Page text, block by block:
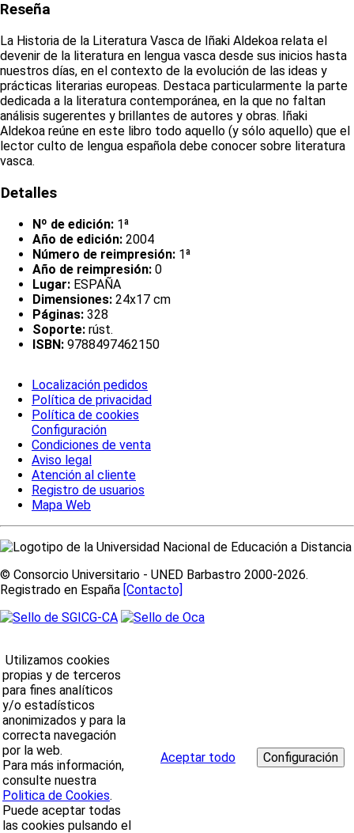
Reseña
La Historia de la Literatura Vasca de Iñaki Aldekoa relata el
devenir de la literatura en lengua vasca desde sus inicios hasta
nuestros días, en el contexto de la evolución de las ideas y
prácticas literarias europeas. Destaca particularmente la parte
dedicada a la literatura contemporánea, en la que no faltan
análisis sugerentes y brillantes de autores y obras. Iñaki
Aldekoa reúne en este libro todo aquello (y sólo aquello) que el
lector culto de lengua española debe conocer sobre literatura
vasca.
Detalles
Nº de edición: 1ª
Año de edición: 2004
Número de reimpresión: 1ª
Año de reimpresión: 0
Lugar: ESPAÑA
Dimensiones: 24x17 cm
Páginas: 328
Soporte: rúst.
ISBN: 9788497462150
Localización pedidos
Política de privacidad
Política de cookies
Configuración
Condiciones de venta
Aviso legal
Atención al cliente
Registro de usuarios
Mapa Web
© Consorcio Universitario - UNED Barbastro 2000-2026.
Registrado en España [Contacto]
Utilizamos cookies
propias y de terceros
para fines analíticos
y/o estadísticos
anonimizados y para la
correcta navegación
por la web.
Para más información,
consulte nuestra
Politica de Cookies.
Puede aceptar todas
las cookies pulsando el
Aceptar todo